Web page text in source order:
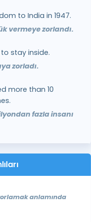
to India in 1947.
vermeye zorlandı.
stay inside.
zorladı.
more than 10
fazla insanı
anlamında